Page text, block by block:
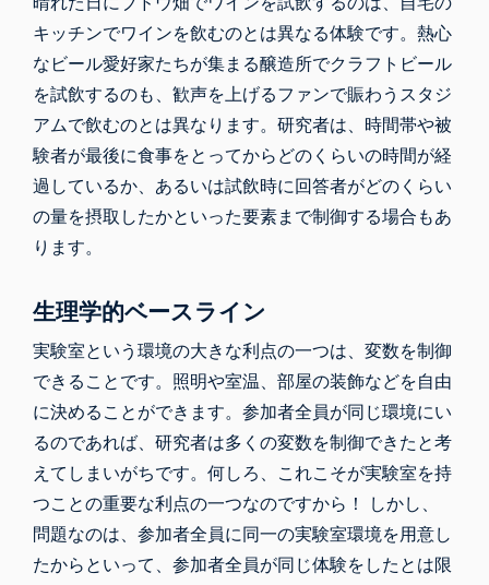
キッチンでワインを飲むのとは異なる体験です。熱心
なビール愛好家たちが集まる醸造所でクラフトビール
を試飲するのも、歓声を上げるファンで賑わうスタジ
アムで飲むのとは異なります。研究者は、時間帯や被
験者が最後に食事をとってからどのくらいの時間が経
過しているか、あるいは試飲時に回答者がどのくらい
の量を摂取したかといった要素まで制御する場合もあ
ります。
生理学的ベースライン
実験室という環境の大きな利点の一つは、変数を制御
できることです。照明や室温、部屋の装飾などを自由
に決めることができます。参加者全員が同じ環境にい
るのであれば、研究者は多くの変数を制御できたと考
えてしまいがちです。何しろ、これこそが実験室を持
つことの重要な利点の一つなのですから！ しかし、
問題なのは、参加者全員に同一の実験室環境を用意し
たからといって、参加者全員が同じ体験をしたとは限